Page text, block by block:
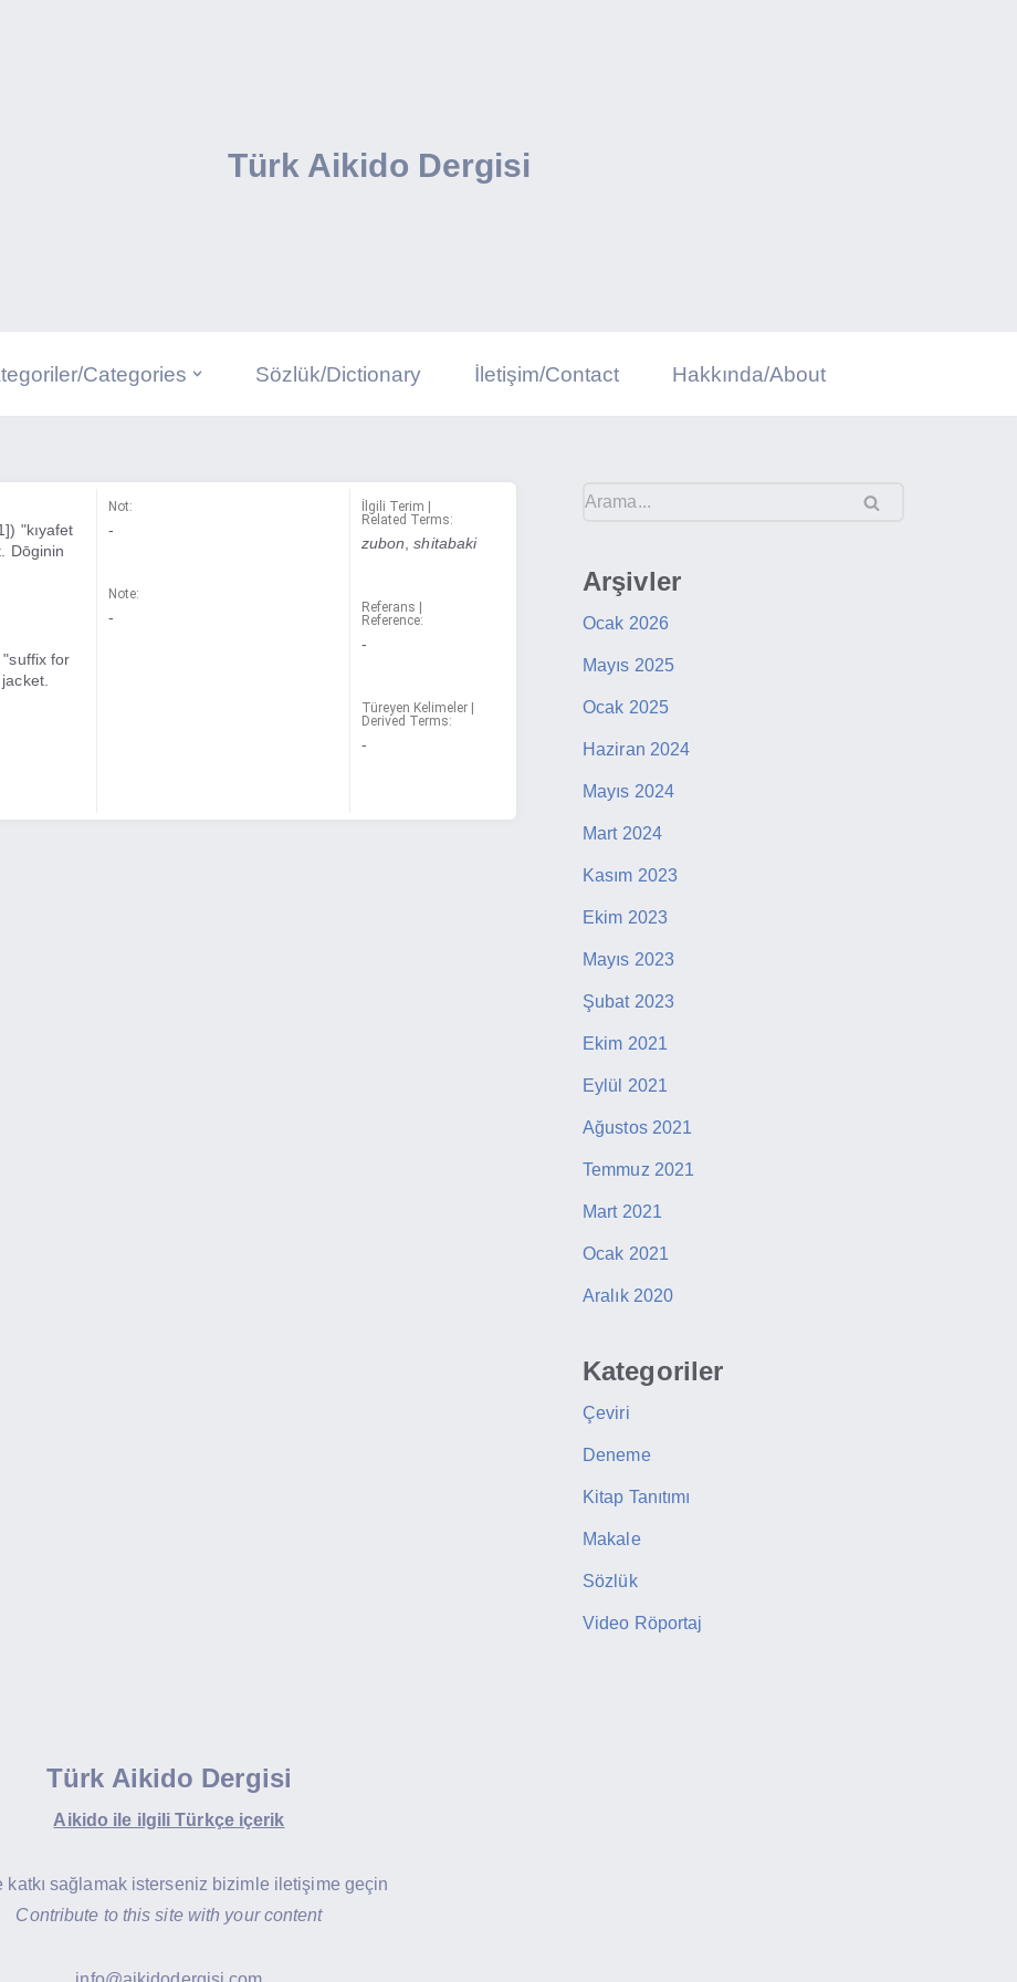
Türk Aikido Dergisi
Categories Sözlük/Dictionary İletişim/Contact Hakkında/About
"kıyafet
Dōginin
"suffix for
Not:
-
Note:
-
İlgili Terim |
Related Terms:
zubon shitabaki
Referans |
Reference:
-
Türeyen Kelimeler |
Derived Terms:
-
Arşivler
Ocak 2026
Mayıs 2025
Ocak 2025
Haziran 2024
Mayıs 2024
Mart 2024
Kasım 2023
Ekim 2023
Mayıs 2023
Şubat 2023
Ekim 2021
Eylül 2021
Ağustos 2021
Temmuz 2021
Mart 2021
Ocak 2021
Aralık 2020
Kategoriler
Çeviri
Deneme
Kitap Tanıtımı
Makale
Sözlük
Video Röportaj
Türk Aikido Dergisi
Aikido ile ilgili Türkçe içerik
katkı sağlamak isterseniz bizimle iletişime geçin
Contribute to this site with your content